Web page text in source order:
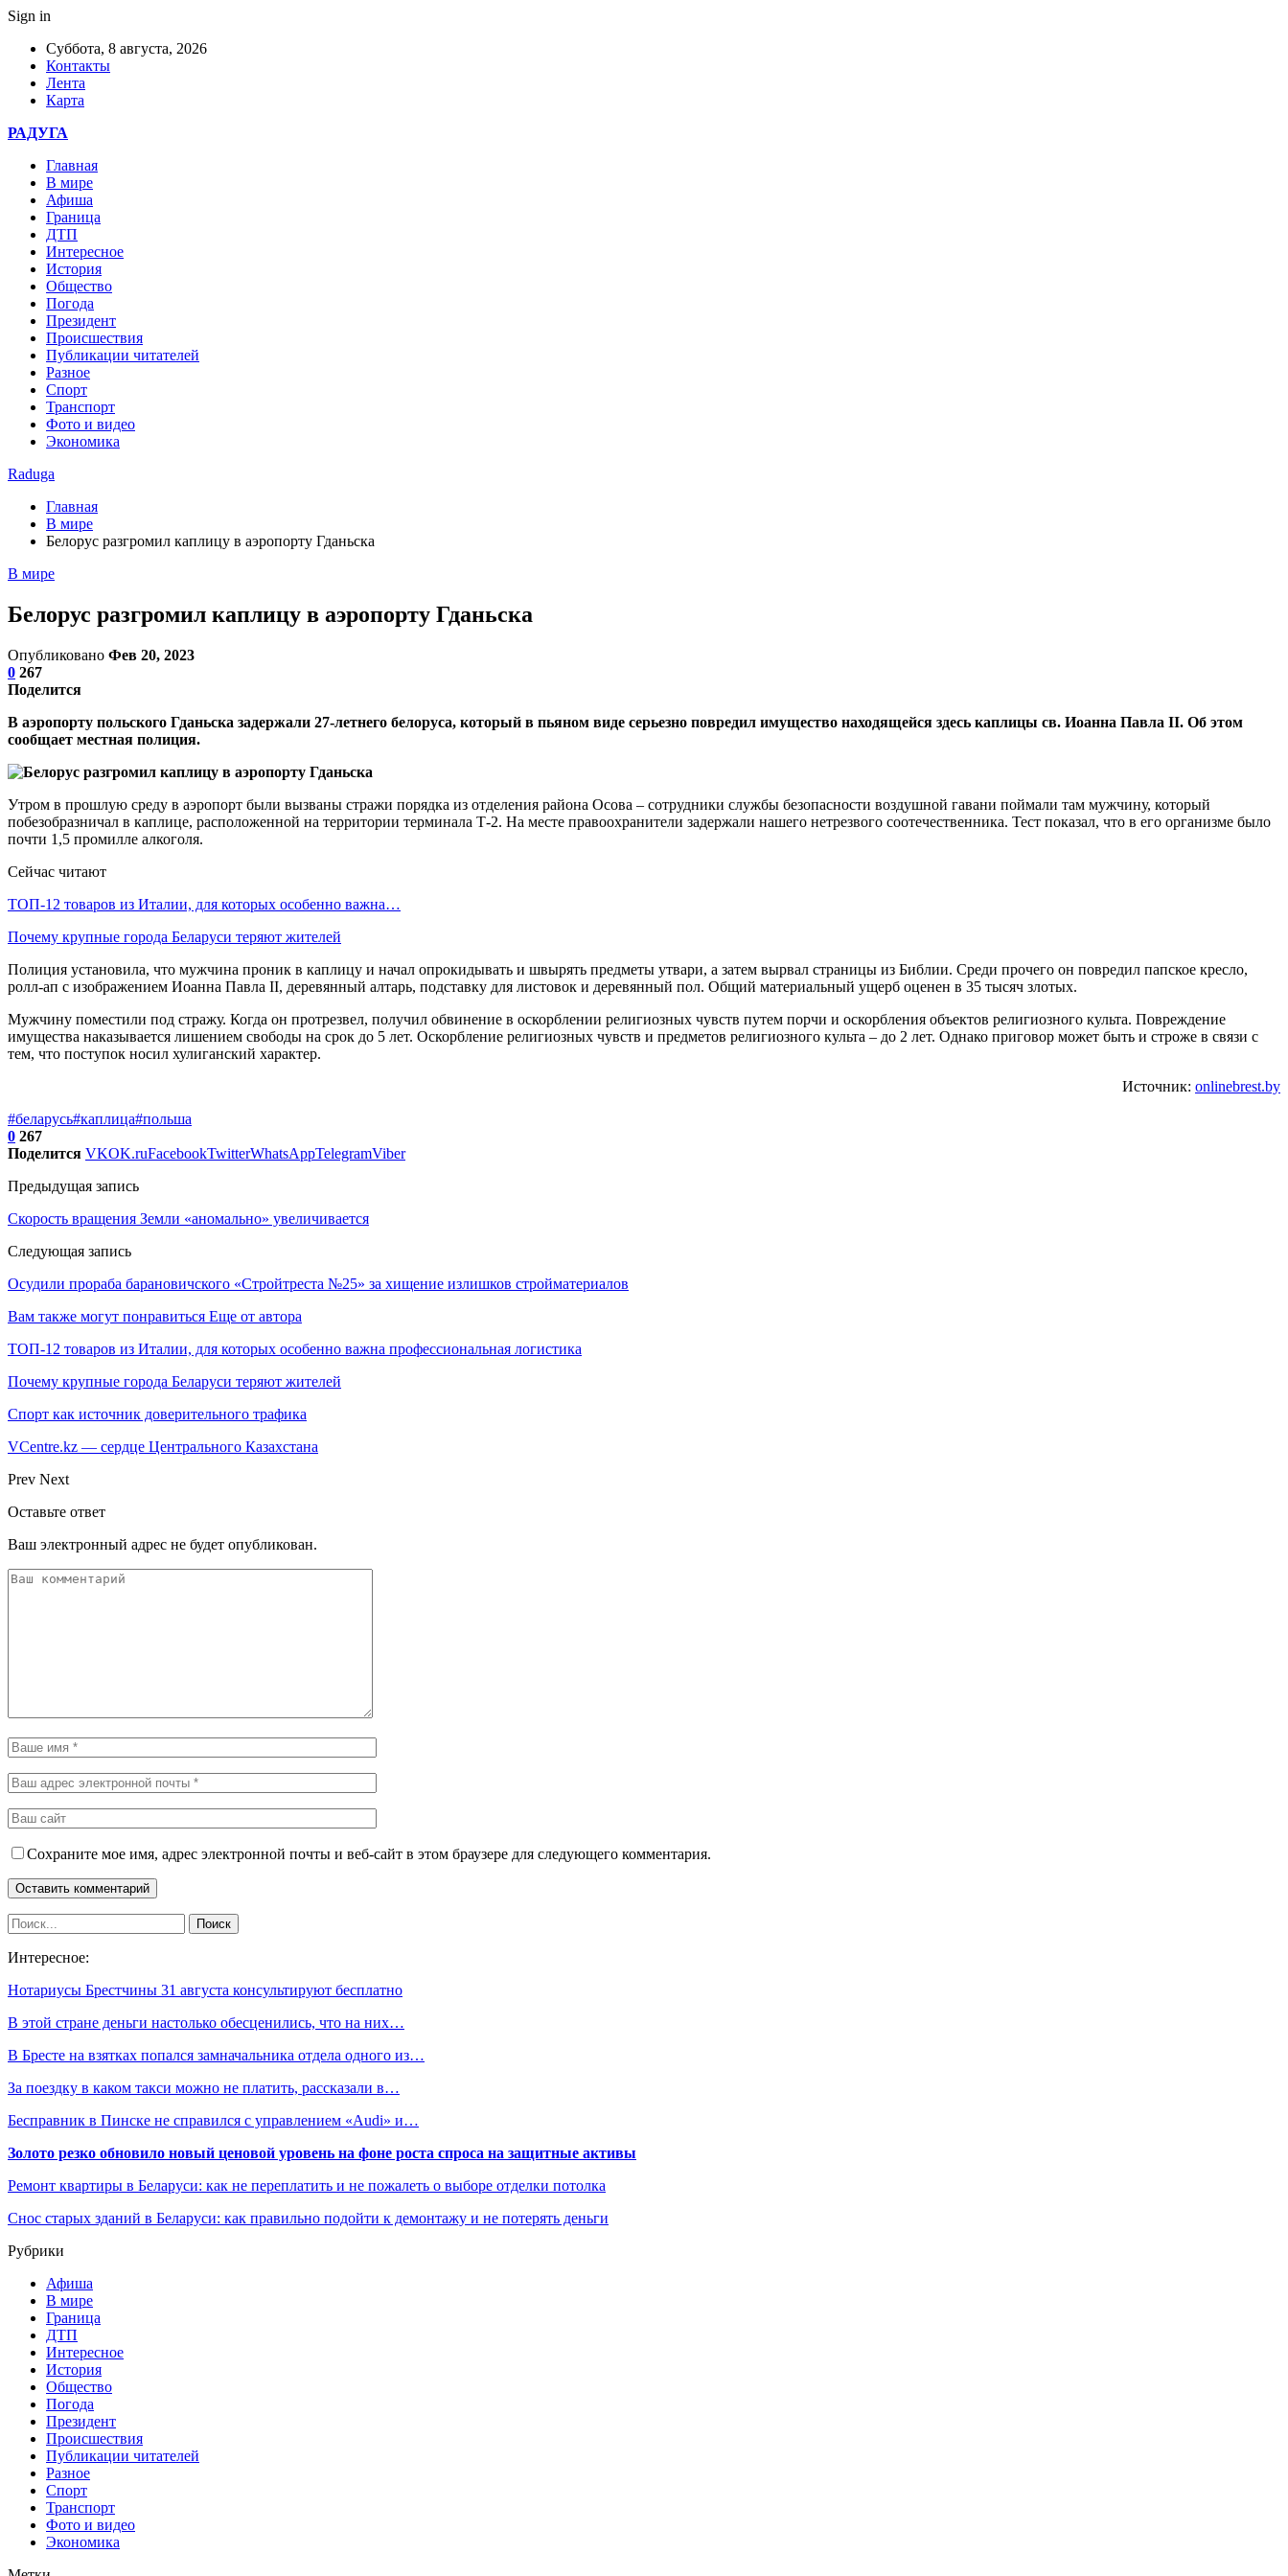
Sign in
Суббота, 8 августа, 2026
Контакты
Лента
Карта
РАДУГА
Главная
В мире
Афиша
Граница
ДТП
Интересное
История
Общество
Погода
Президент
Происшествия
Публикации читателей
Разное
Спорт
Транспорт
Фото и видео
Экономика
Raduga
Главная
В мире
Белорус разгромил каплицу в аэропорту Гданьска
В мире
Белорус разгромил каплицу в аэропорту Гданьска
Опубликовано Фев 20, 2023
0 267
Поделится
В аэропорту польского Гданьска задержали 27-летнего белоруса, который в пьяном виде серьезно повредил имущество находящейся здесь каплицы св. Иоанна Павла II. Об этом
сообщает местная полиция.
Утром в прошлую среду в аэропорт были вызваны стражи порядка из отделения района Осова – сотрудники службы безопасности воздушной гавани поймали там мужчину, который
побезобразничал в каплице, расположенной на территории терминала Т-2. На месте правоохранители задержали нашего нетрезвого соотечественника. Тест показал, что в его организме было
почти 1,5 промилле алкоголя.
Сейчас читают
ТОП-12 товаров из Италии, для которых особенно важна…
Почему крупные города Беларуси теряют жителей
Полиция установила, что мужчина проник в каплицу и начал опрокидывать и швырять предметы утвари, а затем вырвал страницы из Библии. Среди прочего он повредил папское кресло,
ролл-ап с изображением Иоанна Павла II, деревянный алтарь, подставку для листовок и деревянный пол. Общий материальный ущерб оценен в 35 тысяч злотых.
Мужчину поместили под стражу. Когда он протрезвел, получил обвинение в оскорблении религиозных чувств путем порчи и оскорбления объектов религиозного культа. Повреждение
имущества наказывается лишением свободы на срок до 5 лет. Оскорбление религиозных чувств и предметов религиозного культа – до 2 лет. Однако приговор может быть и строже в связи с
тем, что поступок носил хулиганский характер.
Источник: onlinebrest.by
#беларусь#каплица#польша
0 267
Поделится VKOK.ruFacebookTwitterWhatsAppTelegramViber
Предыдущая запись
Скорость вращения Земли «аномально» увеличивается
Следующая запись
Осудили прораба барановичского «Стройтреста №25» за хищение излишков стройматериалов
Вам также могут понравиться Еще от автора
ТОП-12 товаров из Италии, для которых особенно важна профессиональная логистика
Почему крупные города Беларуси теряют жителей
Спорт как источник доверительного трафика
VCentre.kz — сердце Центрального Казахстана
Prev Next
Оставьте ответ
Ваш электронный адрес не будет опубликован.
Сохраните мое имя, адрес электронной почты и веб-сайт в этом браузере для следующего комментария.
Интересное:
Нотариусы Брестчины 31 августа консультируют бесплатно
В этой стране деньги настолько обесценились, что на них…
В Бресте на взятках попался замначальника отдела одного из…
За поездку в каком такси можно не платить, рассказали в…
Бесправник в Пинске не справился с управлением «Audi» и…
Золото резко обновило новый ценовой уровень на фоне роста спроса на защитные активы
Ремонт квартиры в Беларуси: как не переплатить и не пожалеть о выборе отделки потолка
Снос старых зданий в Беларуси: как правильно подойти к демонтажу и не потерять деньги
Рубрики
Афиша
В мире
Граница
ДТП
Интересное
История
Общество
Погода
Президент
Происшествия
Публикации читателей
Разное
Спорт
Транспорт
Фото и видео
Экономика